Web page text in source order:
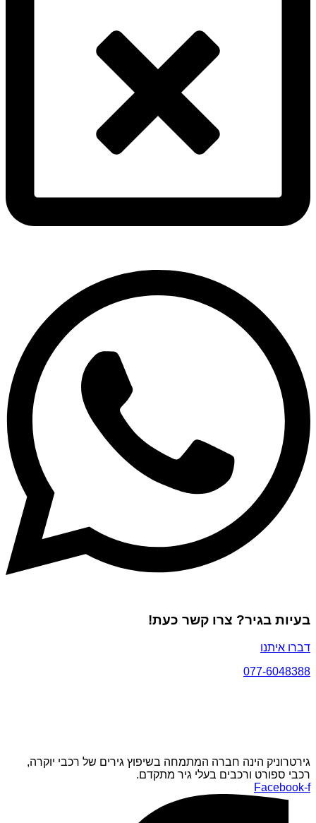
בעיות בגיר? צרו קשר כעת!
דברו איתנו
077-6048388
גירטרוניק הינה חברה המתמחה בשיפוץ גירים של רכבי יוקרה,
רכבי ספורט ורכבים בעלי גיר מתקדם.
Facebook-f